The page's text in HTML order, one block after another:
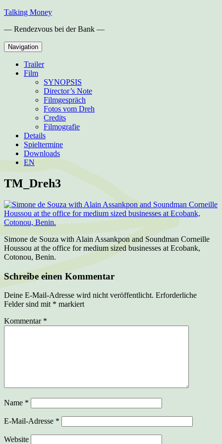
Skip
content
Talking Money
— Rendezvous bei der Bank —
Navigation
Trailer
Film
SYNOPSIS
Director’s Note
Filmgespräch
Fotos vom Dreh
Credits
Filmografie
Details
Spieltermine
Downloads
EN
TM_Dreh3
Simone de Souza with Alain Assankpon and Soundman Corneille
Houssou at the office for medium sized businesses at Ecobank,
Cotonou, Benin.
Schreibe einen Kommentar
Deine E-Mail-Adresse wird nicht veröffentlicht. Erforderliche
Felder sind mit * markiert
Kommentar *
Name *
E-Mail-Adresse *
Website